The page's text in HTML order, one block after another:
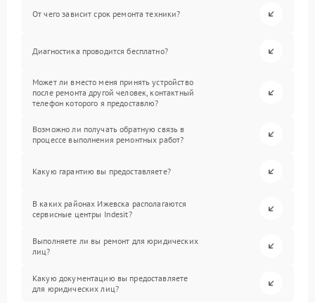
От чего зависит срок ремонта техники?
Диагностика проводится бесплатно?
Может ли вместо меня принять устройство
после ремонта другой человек, контактный
телефон которого я предоставлю?
Возможно ли получать обратную связь в
процессе выполнения ремонтных работ?
Какую гарантию вы предоставляете?
В каких районах Ижевска располагаются
сервисные центры Indesit?
Выполняете ли вы ремонт для юридических
лиц?
Какую документацию вы предоставляете
для юридических лиц?